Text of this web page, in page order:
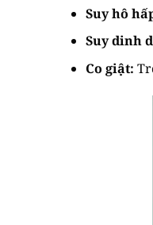
Suy hô
Suy dinh
Co giật: